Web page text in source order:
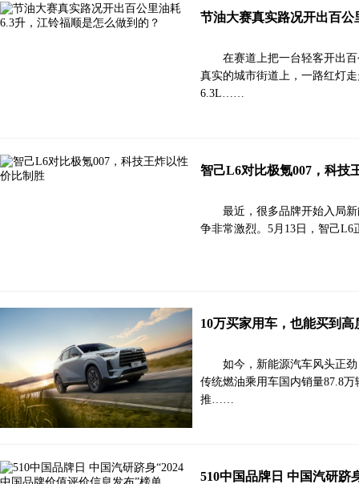
节油大赛真实路况开出百
在赛道上把一台轻客开出
真实的城市街道上，一路红灯
6.3L……
智己L6对比极氪007，科技
最近，很多品牌开始入局
争非常激烈。5月13日，智己
10万买家用车，也能买到
如今，新能源汽车风头正
传统燃油乘用车国内销量87.8
推……
510中国品牌日 中国汽研跻